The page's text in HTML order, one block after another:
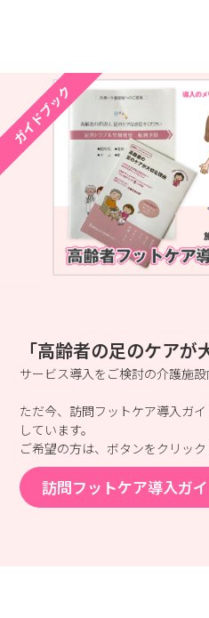
「高齢者の足のケアが
サービス導入をご検討の介護施設
ただ今、訪問フットケア導入ガ
しています。
ご希望の方は、ボタンをクリック
訪問フットケア導入ガ
ガイドブック